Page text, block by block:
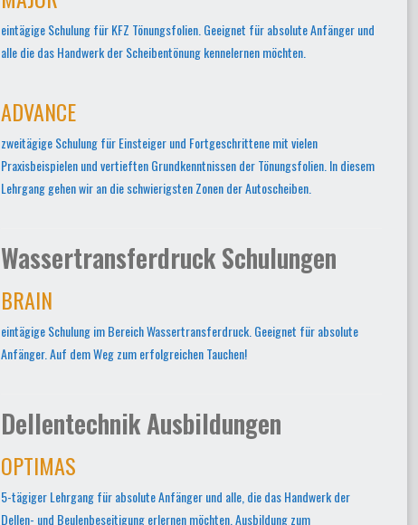
eintägige Schulung für KFZ Tönungsfolien. Geeignet für absolute Anfänger und
alle die das Handwerk der Scheibentönung kennelernen möchten.
ADVANCE
zweitägige Schulung für Einsteiger und Fortgeschrittene mit vielen
Praxisbeispielen und vertieften Grundkenntnissen der Tönungsfolien. In diesem
Lehrgang gehen wir an die schwierigsten Zonen der Autoscheiben.
Wassertransferdruck Schulungen
BRAIN
eintägige Schulung im Bereich Wassertransferdruck. Geeignet für absolute
Anfänger. Auf dem Weg zum erfolgreichen Tauchen!
Dellentechnik Ausbildungen
OPTIMAS
5-tägiger Lehrgang für absolute Anfänger und alle, die das Handwerk der
Dellen- und Beulenbeseitigung erlernen möchten. Ausbildung zum